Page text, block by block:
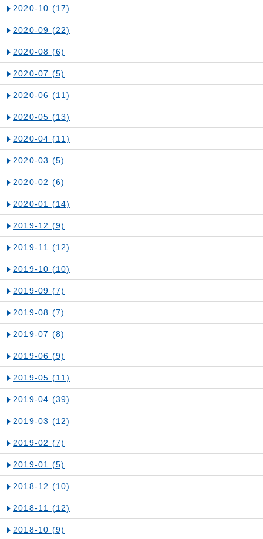
2020-10 (17)
2020-09 (22)
2020-08 (6)
2020-07 (5)
2020-06 (11)
2020-05 (13)
2020-04 (11)
2020-03 (5)
2020-02 (6)
2020-01 (14)
2019-12 (9)
2019-11 (12)
2019-10 (10)
2019-09 (7)
2019-08 (7)
2019-07 (8)
2019-06 (9)
2019-05 (11)
2019-04 (39)
2019-03 (12)
2019-02 (7)
2019-01 (5)
2018-12 (10)
2018-11 (12)
2018-10 (9)